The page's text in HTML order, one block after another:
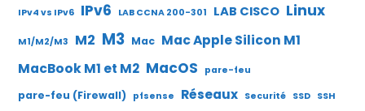
IPv4 vs IPv6 IPv6 LAB CCNA 200-301 LAB CISCO Linux
M1/M2/M3 M2 M3 Mac Mac Apple Silicon M1
MacBook M1 et M2 MacOS pare-feu
pare-feu (Firewall) pfsense Réseaux Securité SSD SSH